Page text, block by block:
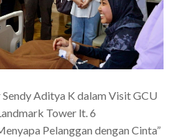
Aditya K dalam Visit GCU
Tower lt. 6
Pelanggan dengan Cinta”